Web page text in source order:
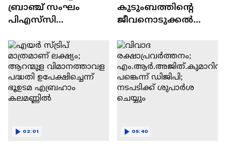
ബ്രാഞ്ച് സംഘം
പിഎസ്‍സി
PSC Appointment
കുടുംബത്തിന്റെ
ജീവനൊടുക്കൽ
പുറത്തറിയിച്ചത്
മകൻ; രണ്ട് പേർ
മരിച്ചു |Thrissur |Crime
news
02:01 05:40